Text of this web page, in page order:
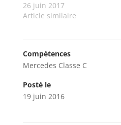
26 juin 2017
Article similaire
Compétences
Mercedes Classe C
Posté le
19 juin 2016